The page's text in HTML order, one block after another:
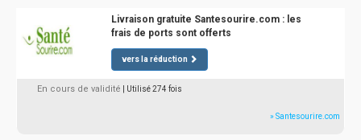
Livraison gratuite Santesourire.com : les
frais de ports sont offerts
vers la réduction
En cours de validité | Utilisé 274 fois
» Santesourire.com